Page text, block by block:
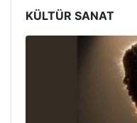
KÜLTÜR SANAT